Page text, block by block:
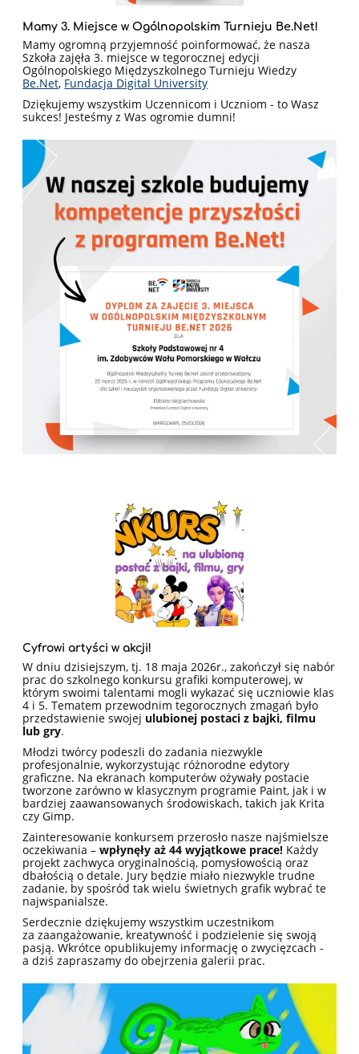
Mamy 3. Miejsce w Ogólnopolskim Turnieju Be.Net!
Mamy ogromną przyjemność poinformować, że nasza
Szkoła zajęła 3. miejsce w tegorocznej edycji
Ogólnopolskiego Międzyszkolnego Turnieju Wiedzy
Be.Net, Fundacja Digital University
Dziękujemy wszystkim Uczennicom i Uczniom - to Wasz
sukces! Jesteśmy z Was ogromie dumni!
Cyfrowi artyści w akcji!
W dniu dzisiejszym, tj. 18 maja 2026r., zakończył się nabór
prac do szkolnego konkursu grafiki komputerowej, w
którym swoimi talentami mogli wykazać się uczniowie klas
4 i 5. Tematem przewodnim tegorocznych zmagań było
przedstawienie swojej ulubionej postaci z bajki, filmu
lub gry.
Młodzi twórcy podeszli do zadania niezwykle
profesjonalnie, wykorzystując różnorodne edytory
graficzne. Na ekranach komputerów ożywały postacie
tworzone zarówno w klasycznym programie Paint, jak i w
bardziej zaawansowanych środowiskach, takich jak Krita
czy Gimp.
Zainteresowanie konkursem przerosło nasze najśmielsze
oczekiwania –wpłynęły aż 44 wyjątkowe prace! Każdy
projekt zachwyca oryginalnością, pomysłowością oraz
dbałością o detale. Jury będzie miało niezwykle trudne
zadanie, by spośród tak wielu świetnych grafik wybrać te
najwspanialsze.
Serdecznie dziękujemy wszystkim uczestnikom
za zaangażowanie, kreatywność i podzielenie się swoją
pasją. Wkrótce opublikujemy informację o zwycięzcach -
a dziś zapraszamy do obejrzenia galerii prac.